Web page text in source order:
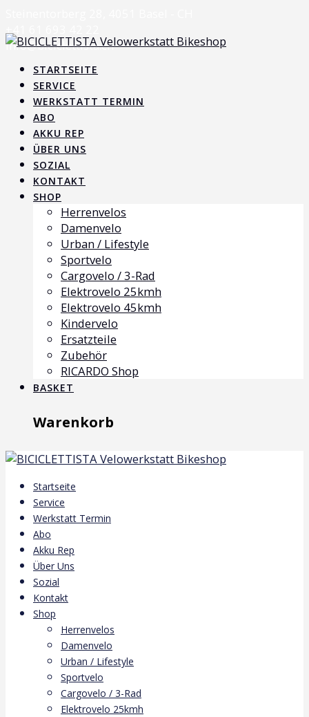
content
+41 61 693 42 22
info@biciclettista.ch
STARTSEITE
SERVICE
WERKSTATT TERMIN
ABO
AKKU REP
ÜBER UNS
SOZIAL
KONTAKT
SHOP
Herrenvelos
Damenvelo
Urban / Lifestyle
Sportvelo
Cargovelo / 3-Rad
Elektrovelo 25kmh
Elektrovelo 45kmh
Kindervelo
Ersatzteile
Zubehör
RICARDO Shop
BASKET
Warenkorb
Startseite
Service
Werkstatt Termin
Abo
Akku Rep
Über Uns
Sozial
Kontakt
Shop
Herrenvelos
Damenvelo
Urban / Lifestyle
Sportvelo
Cargovelo / 3-Rad
Elektrovelo 25kmh